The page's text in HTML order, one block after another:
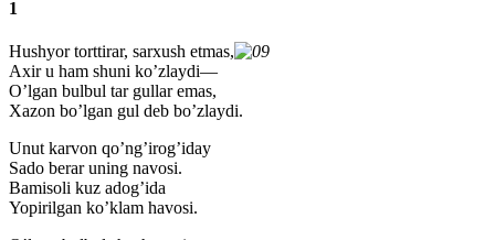
1
Hushyor torttirar, sarxush etmas,
Axir u ham shuni ko’zlaydi—
O’lgan bulbul tar gullar emas,
Xazon bo’lgan gul deb bo’zlaydi.
Unut karvon qo’ng’irog’iday
Sado berar uning navosi.
Bamisoli kuz adog’ida
Yopirilgan ko’klam havosi.